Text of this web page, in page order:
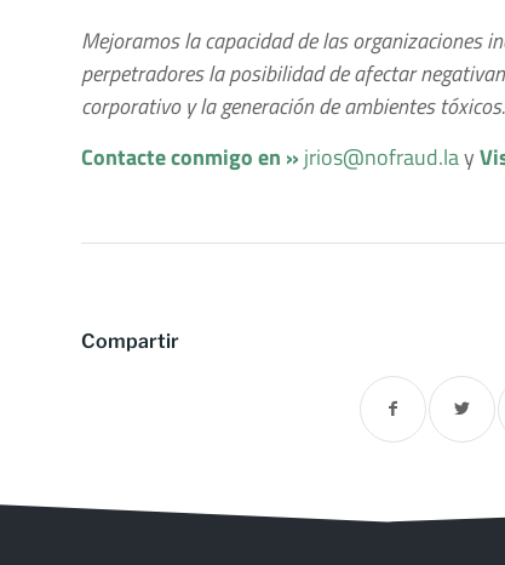
Mejoramos la capacidad de las organizaciones
perpetradores la posibilidad de afectar
corporativo y la generación de ambientes tóxicos.
Contacte conmigo en » jrios@nofraud.lay
Compartir